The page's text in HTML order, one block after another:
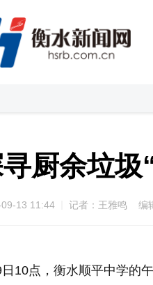
厨余垃
13 11:44 记者：王雅鸣 编
10点，衡水顺平中学的